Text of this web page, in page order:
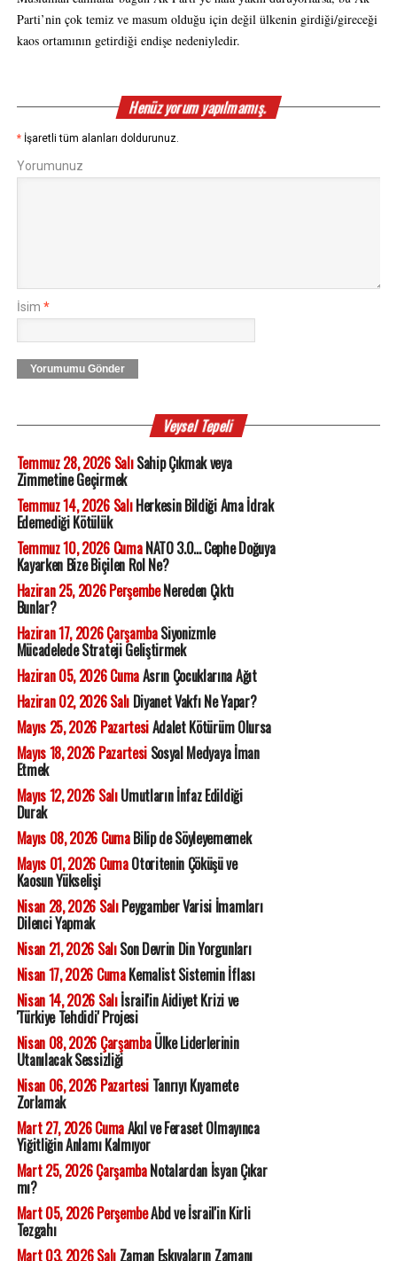
Parti’nin çok temiz ve masum olduğu için değil ülkenin girdiği/gireceği
kaos ortamının getirdiği endişe nedeniyledir.
Henüz yorum yapılmamış.
* İşaretli tüm alanları doldurunuz.
Yorumunuz
İsim *
Yorumumu Gönder
Veysel Tepeli
Temmuz 28, 2026 SalıSahip Çıkmak veya
Zimmetine Geçirmek
Temmuz 14, 2026 SalıHerkesin Bildiği Ama İdrak
Edemediği Kötülük
Temmuz 10, 2026 CumaNATO 3.0... Cephe Doğuya
Kayarken Bize Biçilen Rol Ne?
Haziran 25, 2026 PerşembeNereden Çıktı
Bunlar?
Haziran 17, 2026 ÇarşambaSiyonizmle
Mücadelede Strateji Geliştirmek
Haziran 05, 2026 CumaAsrın Çocuklarına Ağıt
Haziran 02, 2026 SalıDiyanet Vakfı Ne Yapar?
Mayıs 25, 2026 PazartesiAdalet Kötürüm Olursa
Mayıs 18, 2026 PazartesiSosyal Medyaya İman
Etmek
Mayıs 12, 2026 SalıUmutların İnfaz Edildiği
Durak
Mayıs 08, 2026 CumaBilip de Söyleyememek
Mayıs 01, 2026 CumaOtoritenin Çöküşü ve
Kaosun Yükselişi
Nisan 28, 2026 SalıPeygamber Varisi İmamları
Dilenci Yapmak
Nisan 21, 2026 SalıSon Devrin Din Yorgunları
Nisan 17, 2026 CumaKemalist Sistemin İflası
Nisan 14, 2026 Salıİsrail'in Aidiyet Krizi ve
'Türkiye Tehdidi' Projesi
Nisan 08, 2026 ÇarşambaÜlke Liderlerinin
Utanılacak Sessizliği
Nisan 06, 2026 PazartesiTanrıyı Kıyamete
Zorlamak
Mart 27, 2026 CumaAkıl ve Feraset Olmayınca
Yiğitliğin Anlamı Kalmıyor
Mart 25, 2026 ÇarşambaNotalardan İsyan Çıkar
mı?
Mart 05, 2026 PerşembeAbd ve İsrail'in Kirli
Tezgahı
Mart 03, 2026 SalıZaman Eşkıyaların Zamanı